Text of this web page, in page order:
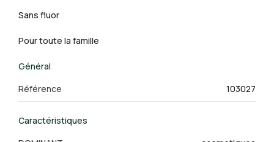
Sans fluor
Pour toute la famille
Général
Référence
103027
Caractéristiques